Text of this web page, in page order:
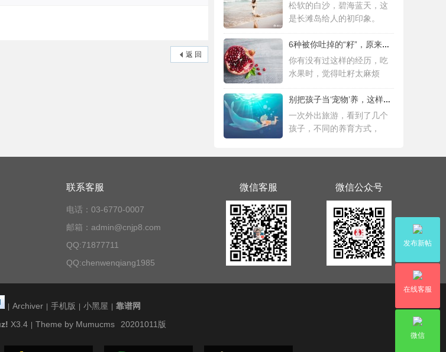
返 回
松软的白沙，碧海蓝天，这
是长滩岛给人的初印象。
6种被你吐掉的“籽”，原来是果蔬界的营养
你有没有过这样的经历，吃
水果时，觉得吐籽太麻烦
别把孩子当‘宠物’养，这样会毁掉Ta一生！
一次外出旅游，看到了几个
孩子，不同的养育方式，
发布新帖
在线客服
微信
联系客服
电话：03-6770-0007
邮箱：admin@cnjp8.com
QQ:71877711
QQ:chenwenqiang1985
微信客服 微信公众号
Archiver 手机版 小黑屋
靠谱网
X3.4 Theme by Mumucms 20201011版